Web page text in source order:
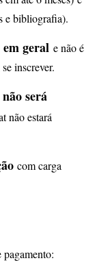
e bibliografia).
em geral e não é
inscrever.
não será
não estará
com carga
pagamento: